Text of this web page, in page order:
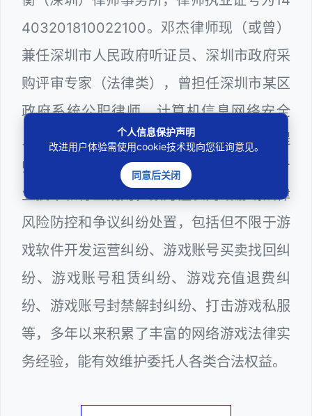
403201810022100。邓杰律师现（或曾）
兼任深圳市人民政府听证员、深圳市政府采
购评审专家（法律类），曾担任深圳市某区
政府系统公职律师、计算机信息网络安全
员、WEB前端开发和WEB服务器维护工程
师多年，十分熟悉网络游戏领域涉及到的专
业技术和行业规则，颇为擅长网络游戏法律
风险防控和争议纠纷处置，包括但不限于游
戏软件开发运营纠纷、游戏账号买卖找回纠
纷、游戏账号租赁纠纷、游戏充值退费纠
纷、游戏账号封禁解封纠纷、打击游戏私服
等，多年以来积累了丰富的网络游戏法律实
务经验，能有效维护委托人各类合法权益。
个人信息保护声明
改进用户体验需使用cookie技术现向您征询意见。
同意后关闭